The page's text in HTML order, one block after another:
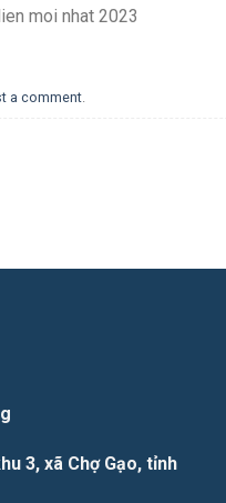
moi nhat 2023
a comment.
3, xã Chợ Gạo, tỉnh